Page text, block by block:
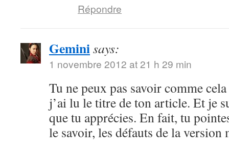
Répondre
Geminisays:
1 novembre 2012 at 21 h 29 min
Tu ne peux pas savoir comme
j’ai lu le titre de ton article. Et je
que tu apprécies. En fait, tu
le savoir, les défauts de la